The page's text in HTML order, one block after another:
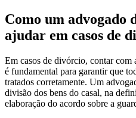
Como um advogado
ajudar em casos de
Em casos de divórcio, contar com
é fundamental para garantir que
tratados corretamente. Um
divisão dos bens do casal, na
elaboração do acordo sobre a